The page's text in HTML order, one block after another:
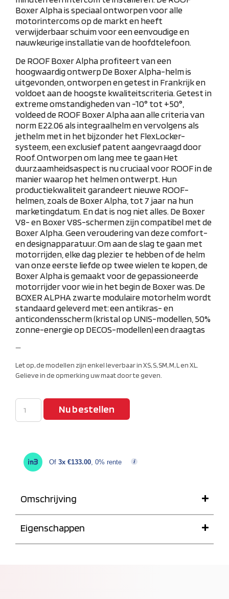
Boxer Alpha is speciaal ontworpen voor alle
motorintercoms op de markt en heeft
verwijderbaar schuim voor een eenvoudige en
nauwkeurige installatie van de hoofdtelefoon.
De ROOF Boxer Alpha profiteert van een
hoogwaardig ontwerpDe Boxer Alpha-helm is
uitgevonden, ontworpen en getest in Frankrijk en
voldoet aan de hoogste kwaliteitscriteria. Getest in
extreme omstandigheden van -10° tot +50°,
voldeed de ROOF Boxer Alpha aan alle criteria van
norm E22.06 als integraalhelm en vervolgens als
jethelm met in het bijzonder het FlexLocker-
systeem, een exclusief patent aangevraagd door
Roof.Ontworpen om lang mee te gaanHet
duurzaamheidsaspect is nu cruciaal voor ROOF in de
manier waarop het helmen ontwerpt. Hun
productiekwaliteit garandeert nieuwe ROOF-
helmen, zoals de Boxer Alpha, tot 7 jaar na hun
marketingdatum. En dat is nog niet alles. De Boxer
V8- en Boxer V8S-schermen zijn compatibel met de
Boxer Alpha. Geen veroudering van deze comfort-
en designapparatuur.Om aan de slag te gaan met
motorrijden, elke dag plezier te hebben of de helm
van onze eerste liefde op twee wielen te kopen, de
Boxer Alpha is gemaakt voor de gepassioneerde
motorrijder voor wie in het begin de Boxer was.De
BOXER ALPHA zwarte modulaire motorhelm wordt
standaard geleverd met:een antikras- en
anticondensscherm (kristal op UNIS-modellen, 50%
zonne-energie op DECOS-modellen)een draagtas
—
Let op, de modellen zijn enkel leverbaar in XS, S, SM, M, L en XL.
Gelieve in de opmerking uw maat door te geven.
Nu bestellen
Of 3x €133.00 , 0% rente
Omschrijving
Eigenschappen